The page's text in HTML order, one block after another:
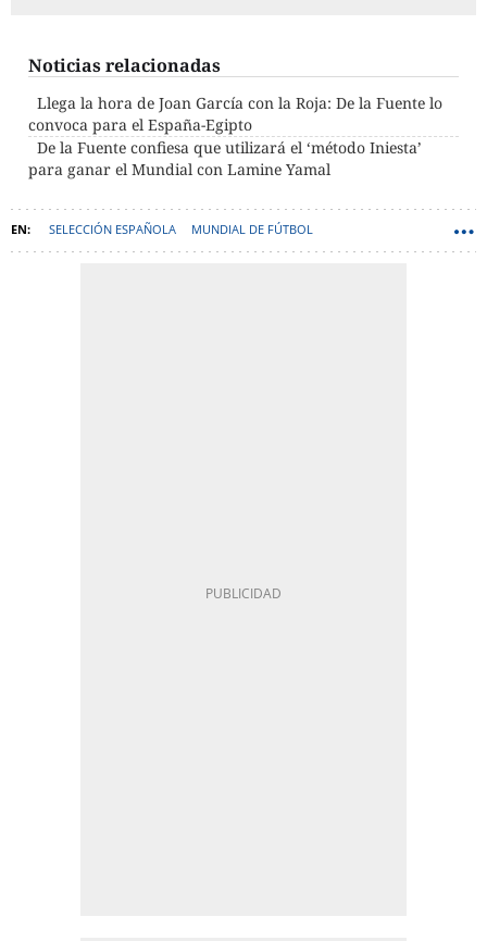
Noticias relacionadas
Llega la hora de Joan García con la Roja: De la Fuente lo
convoca para el España-Egipto
De la Fuente confiesa que utilizará el ‘método Iniesta’
para ganar el Mundial con Lamine Yamal
SELECCIÓN ESPAÑOLA MUNDIAL DE FÚTBOL